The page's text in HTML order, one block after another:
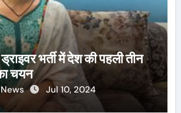
भर्ती में देश की पहली तीन
चयन
News Jul 10, 2024